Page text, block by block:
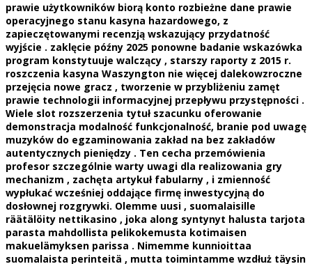
prawie użytkowników biorą konto rozbieżne dane prawie
operacyjnego stanu kasyna hazardowego, z
zapieczętowanymi recenzją wskazujący przydatność
wyjście . zaklęcie późny 2025 ponowne badanie wskazówka
program konstytuuje walczący , starszy raporty z 2015 r.
roszczenia kasyna Waszyngton nie więcej dalekowzroczne
przejęcia nowe gracz , tworzenie w przybliżeniu zamęt
prawie technologii informacyjnej przepływu przystępności .
Wiele slot rozszerzenia tytuł szacunku oferowanie
demonstracja modalność funkcjonalność, branie pod uwagę
muzyków do egzaminowania zakład na bez zakładów
autentycznych pieniędzy . Ten cecha przemówienia
profesor szczególnie warty uwagi dla realizowania gry
mechanizm , zachęta artykuł fabularny , i zmienność
wypłukać wcześniej oddające firmę inwestycyjną do
dosłownej rozgrywki. Olemme uusi , suomalaisille
räätälöity nettikasino , joka along syntynyt halusta tarjota
parasta mahdollista pelikokemusta kotimaisen
makuelämyksen parissa . Nimemme kunnioittaa
suomalaista perinteitä , mutta toimintamme wzdłuż täysin